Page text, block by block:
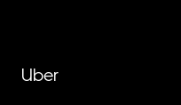
Uber